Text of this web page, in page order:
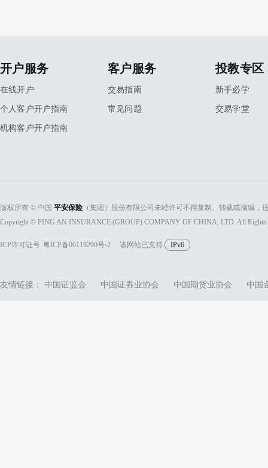
开户服务
在线开户
个人客户开户指南
机构客户开户指南
客户服务
交易指南
常见问题
投教专区
新手必学
交易学堂
版权所有 © 中国 平安保险 （集团）股份有限公司未经许可不得复制、转载或摘编，
Copyright © PING AN INSURANCE (GROUP) COMPANY OF CHINA, LTD. All Rights
ICP许可证号 粤ICP备06118290号-2 该网站已支持 IPv6
友情链接： 中国证监会 中国证券业协会 中国期货业协会 中国